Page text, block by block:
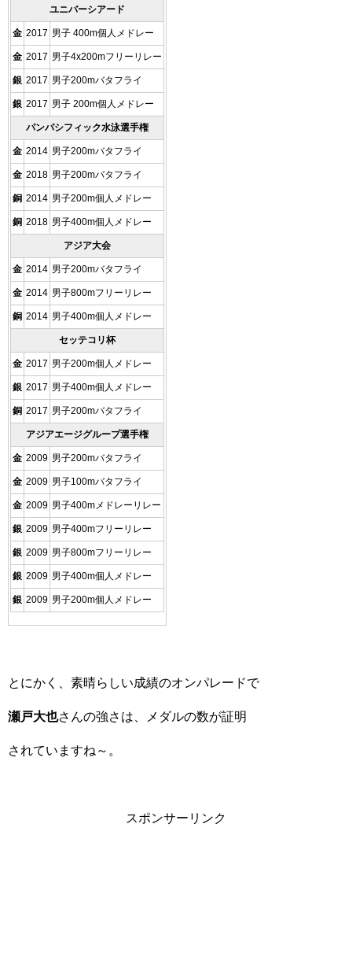
ユニバーシアード
金 2017 男子 400m個人メドレー
金 2017 男子4x200mフリーリレー
銀 2017 男子200mバタフライ
銀 2017 男子 200m個人メドレー
パンパシフィック水泳選手権
金 2014 男子200mバタフライ
金 2018 男子200mバタフライ
銅 2014 男子200m個人メドレー
銅 2018 男子400m個人メドレー
アジア大会
金 2014 男子200mバタフライ
金 2014 男子800mフリーリレー
銅 2014 男子400m個人メドレー
セッテコリ杯
金 2017 男子200m個人メドレー
銀 2017 男子400m個人メドレー
銅 2017 男子200mバタフライ
アジアエージグループ選手権
金 2009 男子200mバタフライ
金 2009 男子100mバタフライ
金 2009 男子400mメドレーリレー
銀 2009 男子400mフリーリレー
銀 2009 男子800mフリーリレー
銀 2009 男子400m個人メドレー
銀 2009 男子200m個人メドレー
とにかく、素晴らしい成績のオンパレードで
瀬戸大也さんの強さは、メダルの数が証明
されていますね～。
スポンサーリンク